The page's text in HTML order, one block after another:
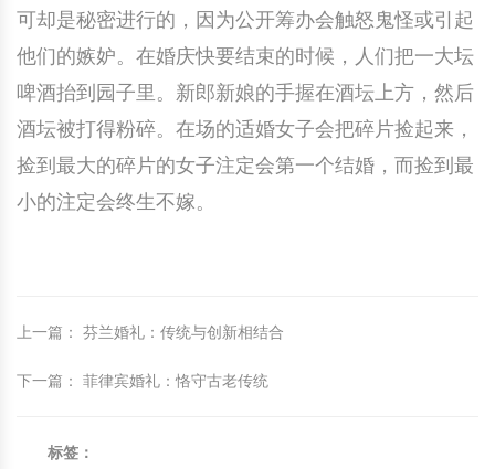
中外婚俗文化
中国民俗研究
中国民俗时尚
中华民居
中华文脉
时尚休闲文化
国际交流
灯笼
草编
扎染
木雕
紫砂壶
教育百科
其他百科
中外婚俗文化
中国民俗研究
中国民俗时尚
中华民居
中华文脉
时尚休闲文化
国际交流
灯笼
草编
扎染
木雕
紫砂壶
教育百科
其他百科
可却是秘密进行的，因为公开筹办会触怒鬼怪或引起
他们的嫉妒。在婚庆快要结束的时候，人们把一大坛
啤酒抬到园子里。新郎新娘的手握在酒坛上方，然后
酒坛被打得粉碎。在场的适婚女子会把碎片捡起来，
捡到最大的碎片的女子注定会第一个结婚，而捡到最
小的注定会终生不嫁。
上一篇 ： 芬兰婚礼：传统与创新相结合
下一篇 ： 菲律宾婚礼：恪守古老传统
标签：